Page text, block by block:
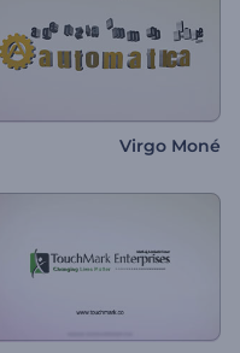
Virgo Moné